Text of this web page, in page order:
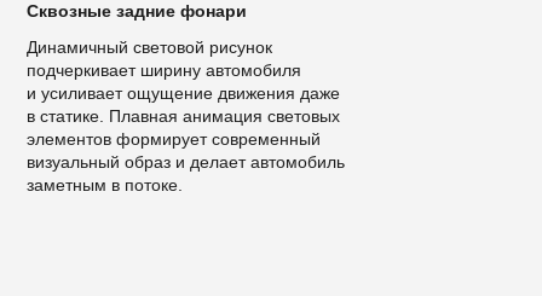
Сквозные задние фонари
Динамичный световой рисунок
подчеркивает ширину автомобиля
и усиливает ощущение движения даже
в статике. Плавная анимация световых
элементов формирует современный
визуальный образ и делает автомобиль
заметным в потоке.